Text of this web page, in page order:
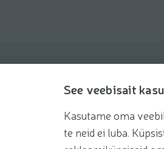
See veebisait
Kasutame oma
te neid ei luba.
Рекомендации